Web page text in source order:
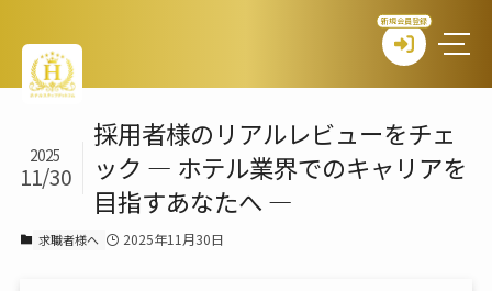
新規会員登録
採用者様のリアルレビューをチェ
ック ― ホテル業界でのキャリアを
目指すあなたへ ―
2025
11/30
求職者様へ 2025年11月30日